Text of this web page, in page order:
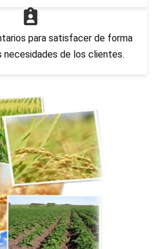
para satisfacer de forma
necesidades de los clientes.